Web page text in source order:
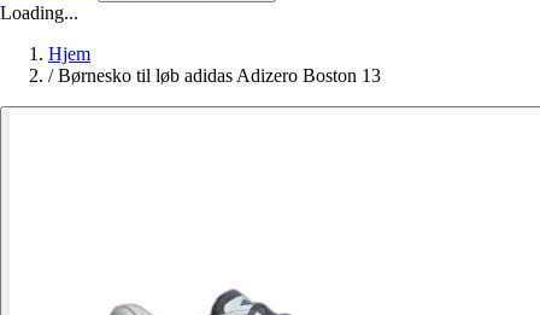
Loading...
Hjem
/ Børnesko til løb adidas Adizero Boston 13